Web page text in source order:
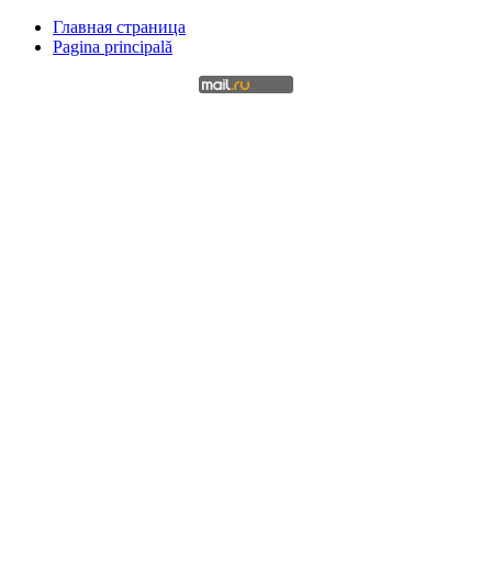
Главная страница
Pagina principală